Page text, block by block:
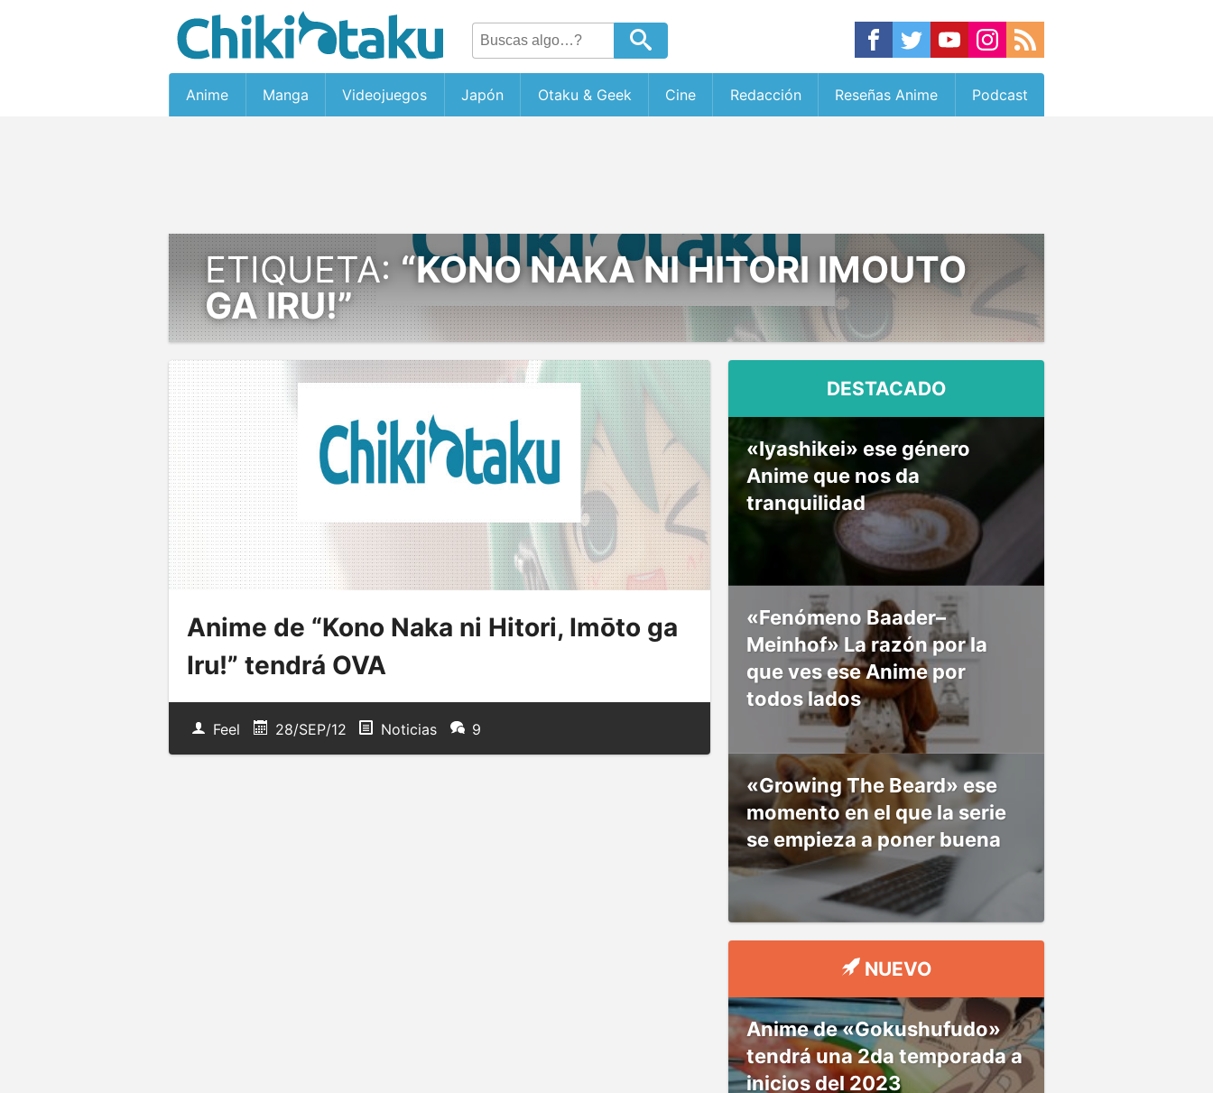
Anime Manga Videojuegos Japón Otaku & Geek Cine Redacción Reseñas Anime Podcast
ETIQUETA:“KONO NAKA NI HITORI IMOUTO
GA IRU!”
Anime de “Kono Naka ni Hitori, Imōto ga
Iru!” tendrá OVA
Feel 28/SEP/12 Noticias 9
DESTACADO
«Iyashikei» ese género
Anime que nos da
tranquilidad
«Fenómeno Baader–
Meinhof» La razón por la
que ves ese Anime por
todos lados
«Growing The Beard» ese
momento en el que la serie
se empieza a poner buena
NUEVO
Anime de «Gokushufudo»
tendrá una 2da temporada a
inicios del 2023